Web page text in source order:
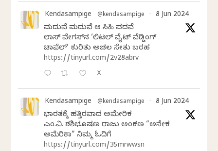
Kendasampige @kendasampige · 8 Jun 2024
ಮದುವೆ ಮದುವೆ ಆ ಸಿಹಿ ಪದವೆ
ಲಾಸ್‌ ವೇಗಸ್‌ನ ‘ಲಿಟಲ್ ವೈಟ್ ವೆಡ್ಡಿಂಗ್
ಚಾಪೆಲ್’ ಕುರಿತು ಅಚಲ ಸೇತು ಬರಹ
https://tinyurl.com/2v28abrv
X
Kendasampige @kendasampige · 8 Jun 2024
ಭಾರತಕ್ಕೆ ಹತ್ತಿರವಾದ ಅಮೇರಿಕ
ಎಂ.ವಿ. ಶಶಿಭೂಷಣ ರಾಜು ಅಂಕಣ “ಅನೇಕ
ಅಮೆರಿಕಾ” ನಿಮ್ಮ ಓದಿಗೆ
https://tinyurl.com/35mrwwsn